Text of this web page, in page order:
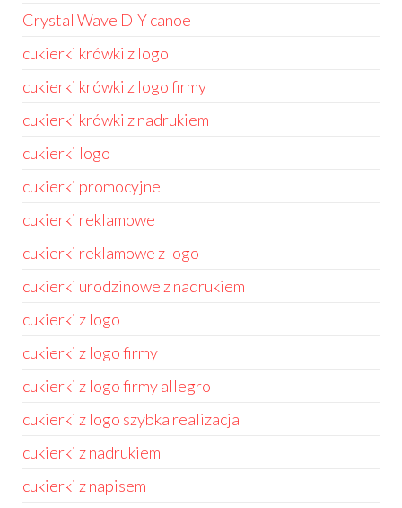
Crystal Wave DIY canoe
cukierki krówki z logo
cukierki krówki z logo firmy
cukierki krówki z nadrukiem
cukierki logo
cukierki promocyjne
cukierki reklamowe
cukierki reklamowe z logo
cukierki urodzinowe z nadrukiem
cukierki z logo
cukierki z logo firmy
cukierki z logo firmy allegro
cukierki z logo szybka realizacja
cukierki z nadrukiem
cukierki z napisem